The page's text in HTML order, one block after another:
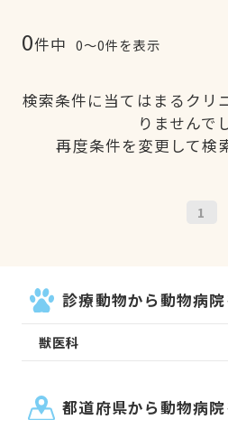
0件中 0〜0件を表示
検索条件に当てはまるクリ
りませんで
再度条件を変更して検
1
診療動物から動物病
獣医科
都道府県から動物病